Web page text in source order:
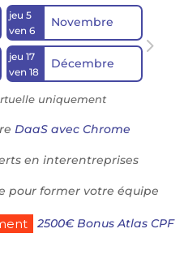
jeu 5
ven 6
Novembre
jeu 17
ven 18
Décembre
uniquement
DaaS avec Chrome
en interentreprises
pour former votre équipe
2500€ Bonus Atlas CPF